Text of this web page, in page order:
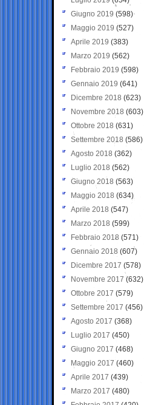
Giugno 2019 (598)
Maggio 2019 (527)
Aprile 2019 (383)
Marzo 2019 (562)
Febbraio 2019 (598)
Gennaio 2019 (641)
Dicembre 2018 (623)
Novembre 2018 (603)
Ottobre 2018 (631)
Settembre 2018 (586)
Agosto 2018 (362)
Luglio 2018 (562)
Giugno 2018 (563)
Maggio 2018 (634)
Aprile 2018 (547)
Marzo 2018 (599)
Febbraio 2018 (571)
Gennaio 2018 (607)
Dicembre 2017 (578)
Novembre 2017 (632)
Ottobre 2017 (579)
Settembre 2017 (456)
Agosto 2017 (368)
Luglio 2017 (450)
Giugno 2017 (468)
Maggio 2017 (460)
Aprile 2017 (439)
Marzo 2017 (480)